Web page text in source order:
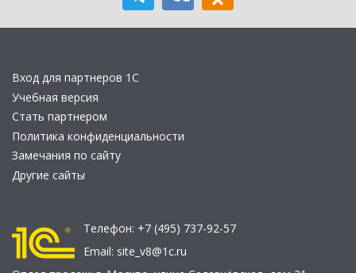
Вход для партнеров 1С
Учебная версия
Стать партнером
Политика конфиденциальности
Замечания по сайту
Другие сайты
Телефон: +7 (495) 737-92-57
Email: site_v8@1c.ru